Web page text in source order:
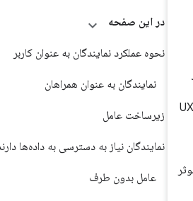
در این صفحه
نحوه عملکرد نمایندگان به عنوان کاربر
نمایندگان به عنوان همراهان
زیرساخت عامل
نمایندگان نیاز به دسترسی به داده‌ها دارند
عامل بدون طرف